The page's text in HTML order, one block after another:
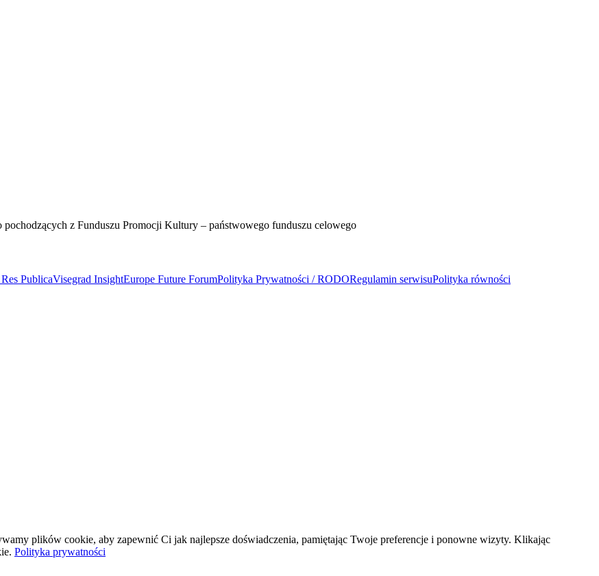
z Funduszu Promocji Kultury – państwowego funduszu celowego
PublicaVisegrad InsightEurope Future ForumPolityka Prywatności / RODORegulamin serwisuPolityka równości
plików cookie, aby zapewnić Ci jak najlepsze doświadczenia, pamiętając Twoje preferencje i ponowne wizyty. Klikając
Polityka prywatności